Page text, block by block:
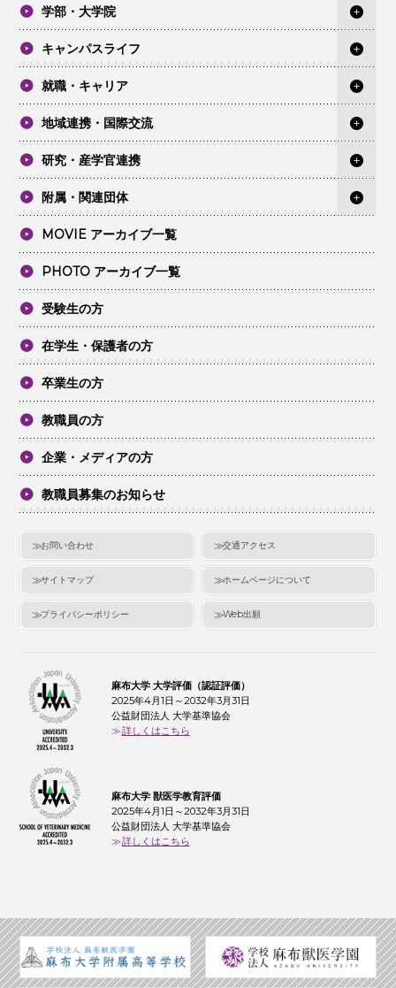
学部・大学院
キャンパスライフ
就職・キャリア
地域連携・国際交流
研究・産学官連携
附属・関連団体
MOVIE アーカイブ一覧
PHOTO アーカイブ一覧
受験生の方
在学生・保護者の方
卒業生の方
教職員の方
企業・メディアの方
教職員募集のお知らせ
お問い合わせ 交通アクセス
サイトマップ ホームページについて
プライバシーポリシー Web出願
麻布大学 大学評価（認証評価）
2025年4月1日～2032年3月31日
公益財団法人 大学基準協会
詳しくはこちら
麻布大学 獣医学教育評価
2025年4月1日～2032年3月31日
公益財団法人 大学基準協会
詳しくはこちら